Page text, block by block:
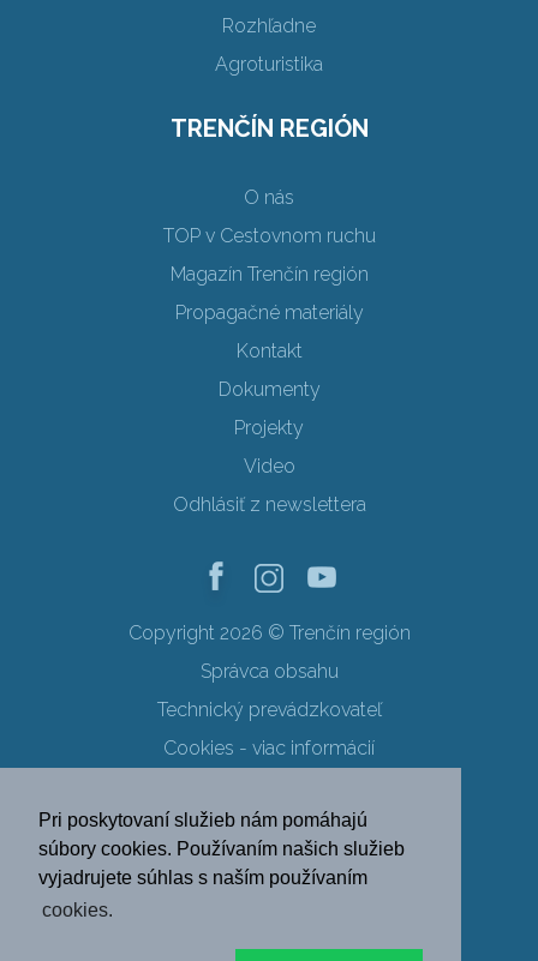
Pri poskytovaní služieb nám pomáhajú
súbory cookies. Používaním našich služieb
vyjadrujete súhlas s naším používaním
cookies.
Rozhľadne
Agroturistika
TRENČÍN REGIÓN
O nás
TOP v Cestovnom ruchu
Magazín Trenčín región
Propagačné materiály
Kontakt
Dokumenty
Projekty
Video
Odhlásiť z newslettera
Copyright 2026 © Trenčín región
Správca obsahu
Technický prevádzkovateľ
Cookies - viac informácií
Ochrana osobných údajov
SK EN DE
PL